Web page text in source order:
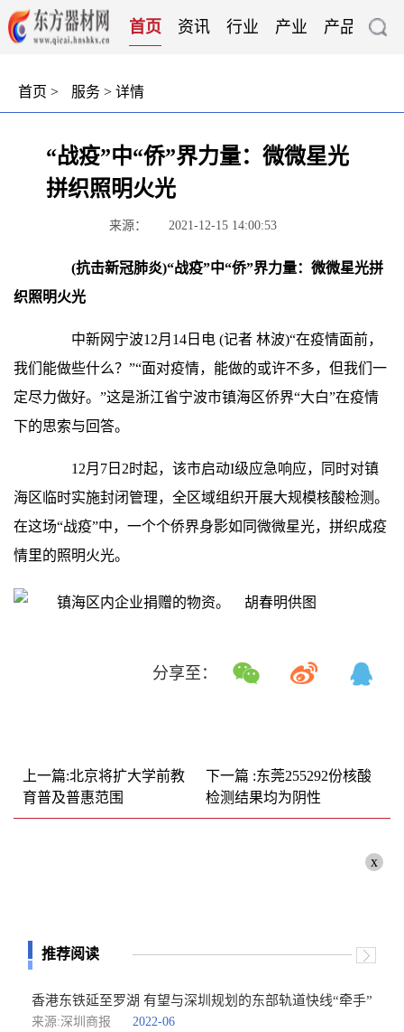
首页 资讯 行业 产业 产品 技术
首页 > 服务 > 详情
“战疫”中“侨”界力量：微微星光
拼织照明火光
来源： 2021-12-15 14:00:53
(抗击新冠肺炎)“战疫”中“侨”界力量：微微星光拼
织照明火光
中新网 宁波12月14日电 (记者 林波)“在疫情面前，
我们能做些什么？”“面对疫情，能做的或许不多，但我们一
定尽力做好。”这是浙江省宁波市镇海区侨界“大白”在疫情
下的思索与回答。
12月7日2时起，该市启动I级应急响应，同时对镇
海区临时实施封闭管理，全区域组织开展大规模核酸检测。
在这场“战疫”中，一个个侨界身影如同微微星光，拼织成疫
情里的照明火光。
分享至：
上一篇:北京将扩大学前教
育普及普惠范围
下一篇 :东莞255292份核酸
检测结果均为阴性
x
推荐阅读
香港东铁延至罗湖 有望与深圳规划的东部轨道快线“牵手”
来源:深圳商报 2022-06